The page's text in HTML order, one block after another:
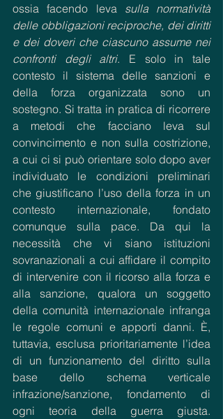
ossia facendo leva sulla normatività
delle obbligazioni reciproche, dei diritti
e dei doveri che ciascuno assume nei
confronti degli altri. E solo in tale
contesto il sistema delle sanzioni e
della forza organizzata sono un
sostegno. Si tratta in pratica di ricorrere
a metodi che facciano leva sul
convincimento e non sulla costrizione,
a cui ci si può orientare solo dopo aver
individuato le condizioni preliminari
che giustificano l’uso della forza in un
contesto internazionale, fondato
comunque sulla pace. Da qui la
necessità che vi siano istituzioni
sovranazionali a cui affidare il compito
di intervenire con il ricorso alla forza e
alla sanzione, qualora un soggetto
della comunità internazionale infranga
le regole comuni e apporti danni. È,
tuttavia, esclusa prioritariamente l’idea
di un funzionamento del diritto sulla
base dello schema verticale
infrazione/sanzione, fondamento di
ogni teoria della guerra giusta.